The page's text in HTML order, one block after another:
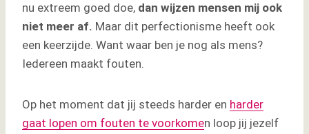
nu extreem goed doe, dan wijzen mensen mij ook
niet meer af. Maar dit perfectionisme heeft ook
een keerzijde. Want waar ben je nog als mens?
Iedereen maakt fouten.
Op het moment dat jij steeds harder en harder
gaat lopen om fouten te voorkomen loop jij jezelf